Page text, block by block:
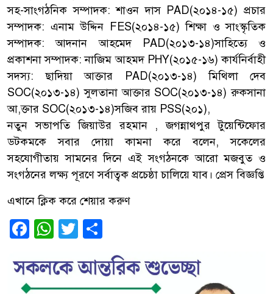
সহ-সাংগঠনিক সম্পাদক: শাওন দাস PAD(২০১৪-১৫) প্রচার
সম্পাদক: এনাম উদ্দিন FES(২০১৪-১৫) শিক্ষা ও সাংস্কৃতিক
সম্পাদক: আদনান আহমেদ PAD(২০১৩-১৪)সাহিত্যে ও
প্রকাশনা সম্পাদক: নাজিম আহমদ PHY(২০১৫-১৬) কার্যনির্বাহী
সদস্য: ছাদিয়া আক্তার PAD(২০১৩-১৪) মিথিলা দেব
SOC(২০১৩-১৪) সুলতানা আক্তার SOC(২০১৩-১৪) রুকসানা
আ,ক্তার SOC(২০১৩-১৪)সজিব রায় PSS(২০১),
নতুন সভাপতি জিয়াউর রহমান , জগন্নাথপুর টুয়েন্টিফোর
ডটকমকে সবার দোয়া কামনা করে বলেন, সকেলের
সহযোগীতায় সামনের দিনে এই সংগঠনকে আরো মজবুত ও
সংগঠনের লক্ষ্য পূরণে সর্বাত্বক প্রচেষ্ঠা চালিয়ে যাব। প্রেস বিজ্ঞপ্তি
এখানে ক্লিক করে শেয়ার করুণ
Facebook
WhatsApp
Twitter